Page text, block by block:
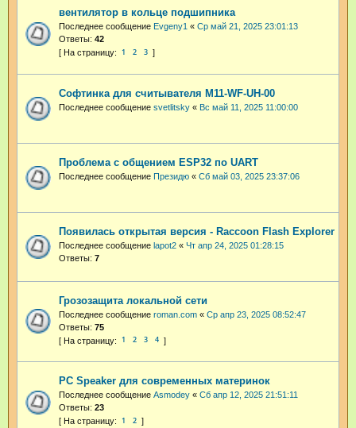
вентилятор в кольце подшипника
Последнее сообщение Evgeny1 « Ср май 21, 2025 23:01:13
Ответы: 42
1 2 3
Софтинка для считывателя M11-WF-UH-00
Последнее сообщение svetlitsky « Вс май 11, 2025 11:00:00
Проблема с общением ESP32 по UART
Последнее сообщение Президю « Сб май 03, 2025 23:37:06
Появилась открытая версия - Raccoon Flash Explorer
Последнее сообщение lapot2 « Чт апр 24, 2025 01:28:15
Ответы: 7
Грозозащита локальной сети
Последнее сообщение roman.com « Ср апр 23, 2025 08:52:47
Ответы: 75
1 2 3 4
PC Speaker для современных материнок
Последнее сообщение Asmodey « Сб апр 12, 2025 21:51:11
Ответы: 23
1 2